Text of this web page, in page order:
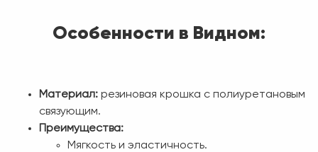
Особенности в Видном:
Материал: резиновая крошка с полиуретановым
связующим.
Преимущества:
Мягкость и эластичность.